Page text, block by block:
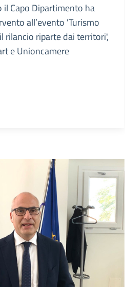
Capo Dipartimento ha
all’evento 'Turismo
rilancio riparte dai territori',
e Unioncamere